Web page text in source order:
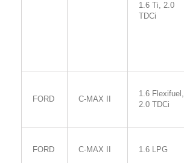
1.6 Ti, 2.0
TDCi
FORD C-MAX II
1.6 Flexifuel,
2.0 TDCi
FORD C-MAX II 1.6 LPG